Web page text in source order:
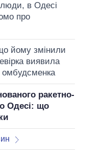
в Одесі
про
йому змінили
виявила
омбудсменка
ракетно-
Одесі: що